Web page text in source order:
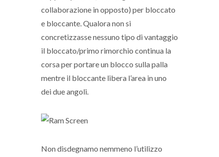
collaborazione in opposto) per bloccato
e bloccante. Qualora non si
concretizzasse nessuno tipo di vantaggio
il bloccato/primo rimorchio continua la
corsa per portare un blocco sulla palla
mentre il bloccante libera l’area in uno
dei due angoli.
Non disdegnamo nemmeno l’utilizzo